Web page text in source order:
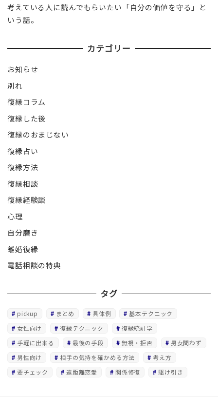
考えている人に読んでもらいたい「自分の価値を守る」と
いう話。
カテゴリー
お知らせ
別れ
復縁コラム
復縁した後
復縁のおまじない
復縁占い
復縁方法
復縁相談
復縁経験談
心理
自分磨き
離婚復縁
電話相談の特典
タグ
pickup まとめ 具体例
基本テクニック
女性向け
復縁テクニック
復縁統計学
手軽に出来る
最後の手段 無視・拒否
男女問わず
男性向け
相手の気持を確かめる方法
考え方
要チェック
遠距離恋愛 関係修復 駆け引き